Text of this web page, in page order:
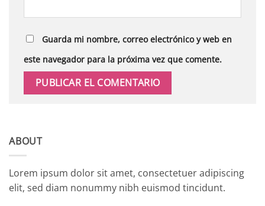
Guarda mi nombre, correo electrónico y web en
este navegador para la próxima vez que comente.
ABOUT
Lorem ipsum dolor sit amet, consectetuer adipiscing
elit, sed diam nonummy nibh euismod tincidunt.